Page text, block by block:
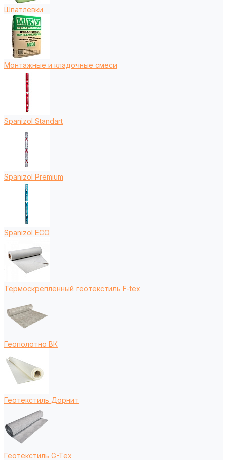
Шпатлевки
Монтажные и кладочные смеси
Spanizol Standart
Spanizol Premium
Spanizol ECO
Термоскреплённый геотекстиль F-tex
Геополотно ВК
Геотекстиль Дорнит
Геотекстиль G-Tex